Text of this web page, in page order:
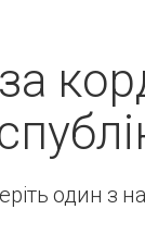
один з